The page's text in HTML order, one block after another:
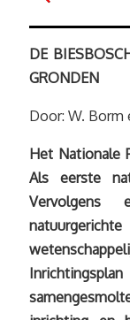
DE
GRONDEN
Door: W. Borm
Het Nationale
Als eerste
Vervolgens